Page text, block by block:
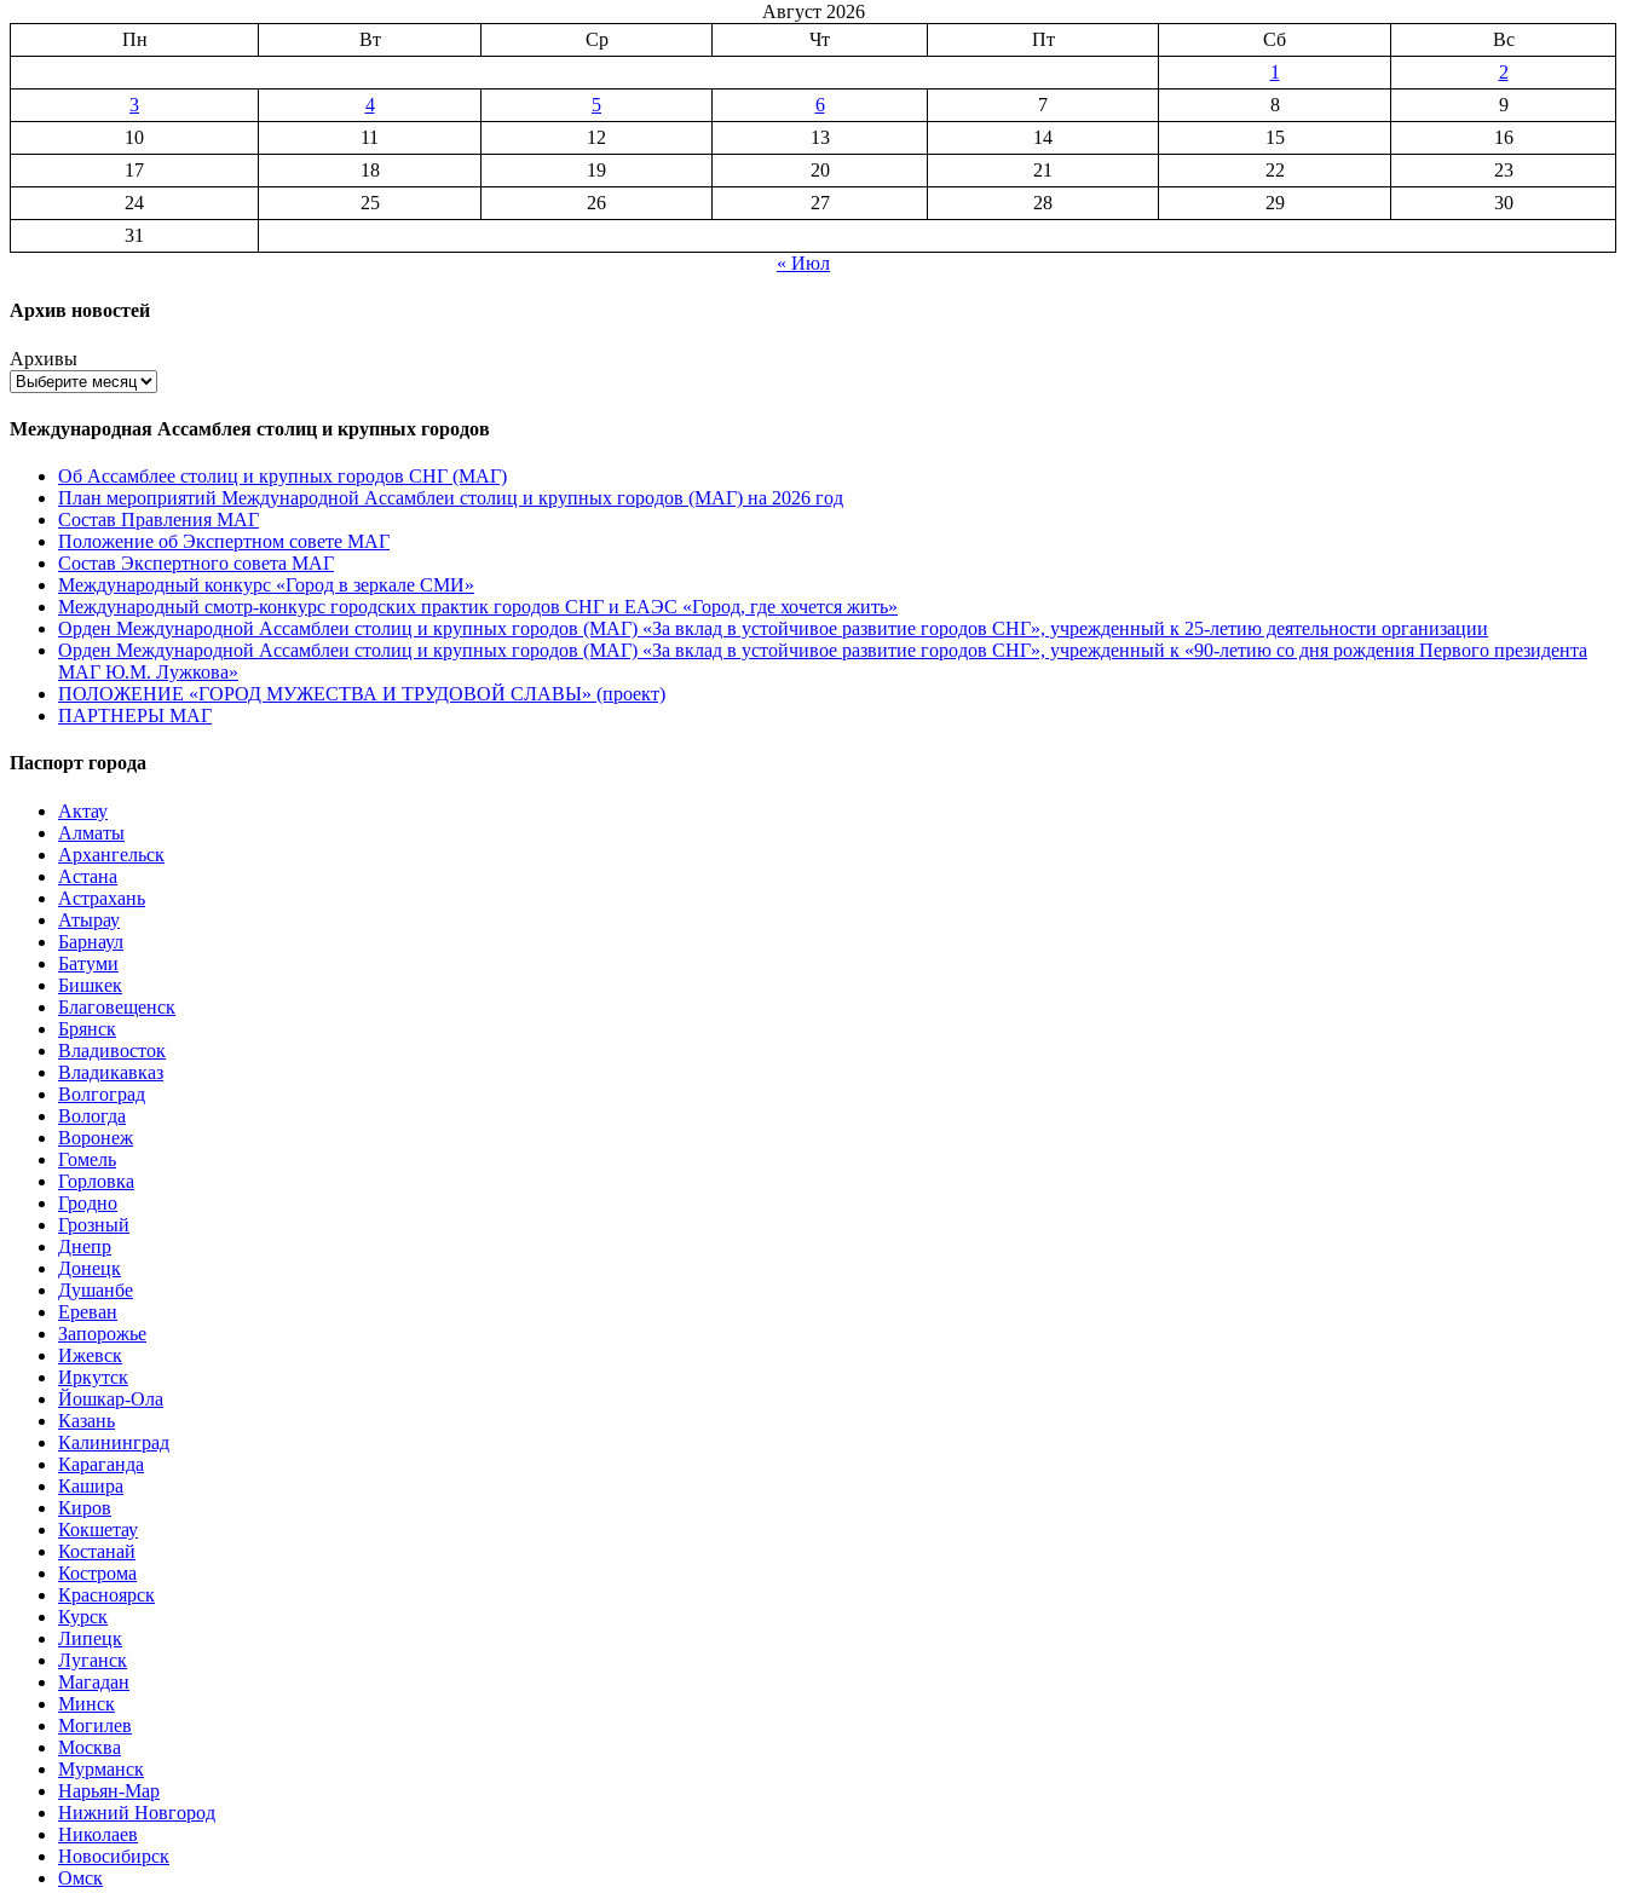
Август 2026
Пн
Вт Ср Чт Пт Сб
Вс
1
2
3
4 5 6 7 8
9
10
11 12 13 14 15
16
17
18 19 20 21 22
23
24
25 26 27 28 29
30
31
« Июл
Архив новостей
Архивы
Международная Ассамблея столиц и крупных городов
Об Ассамблее столиц и крупных городов СНГ (МАГ)
План мероприятий Международной Ассамблеи столиц и крупных городов (МАГ) на 2026 год
Состав Правления МАГ
Положение об Экспертном совете МАГ
Состав Экспертного совета МАГ
Международный конкурс «Город в зеркале СМИ»
Международный смотр-конкурс городских практик городов СНГ и ЕАЭС «Город, где хочется жить»
Орден Международной Ассамблеи столиц и крупных городов (МАГ) «За вклад в устойчивое развитие городов СНГ», учрежденный к 25-летию деятельности организации
Орден Международной Ассамблеи столиц и крупных городов (МАГ) «За вклад в устойчивое развитие городов СНГ», учрежденный к «90-летию со дня рождения Первого президента
МАГ Ю.М. Лужкова»
ПОЛОЖЕНИЕ «ГОРОД МУЖЕСТВА И ТРУДОВОЙ СЛАВЫ» (проект)
ПАРТНЕРЫ МАГ
Паспорт города
Актау
Алматы
Архангельск
Астана
Астрахань
Атырау
Барнаул
Батуми
Бишкек
Благовещенск
Брянск
Владивосток
Владикавказ
Волгоград
Вологда
Воронеж
Гомель
Горловка
Гродно
Грозный
Днепр
Донецк
Душанбе
Ереван
Запорожье
Ижевск
Иркутск
Йошкар-Ола
Казань
Калининград
Караганда
Кашира
Киров
Кокшетау
Костанай
Кострома
Красноярск
Курск
Липецк
Луганск
Магадан
Минск
Могилев
Москва
Мурманск
Нарьян-Мар
Нижний Новгород
Николаев
Новосибирск
Омск